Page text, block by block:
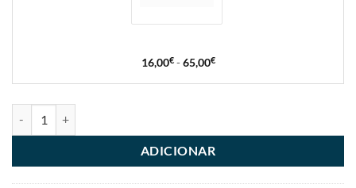
16,00€ - 65,00€
ADICIONAR